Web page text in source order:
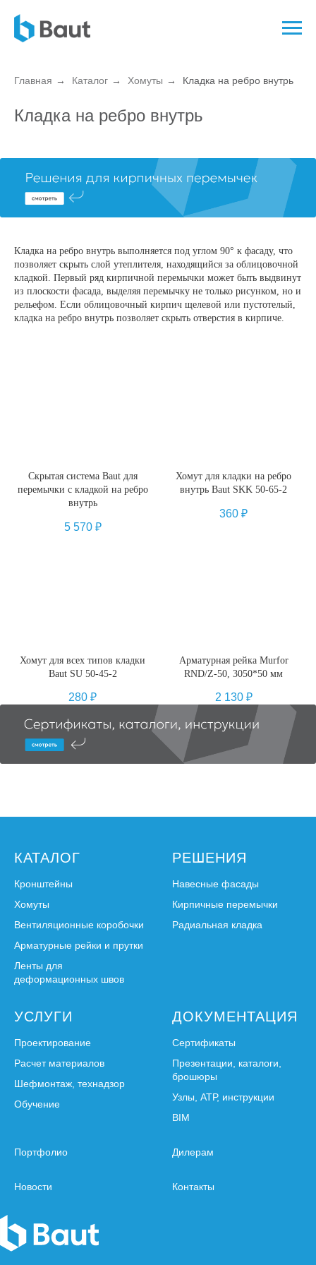
Главная → Каталог → Хомуты → Кладка на ребро внутрь
Кладка на ребро внутрь
Кладка на ребро внутрь выполняется под углом 90° к фасаду, что
позволяет скрыть слой утеплителя, находящийся за облицовочной
кладкой. Первый ряд кирпичной перемычки может быть выдвинут
из плоскости фасада, выделяя перемычку не только рисунком, но и
рельефом. Если облицовочный кирпич щелевой или пустотелый,
кладка на ребро внутрь позволяет скрыть отверстия в кирпиче.
Скрытая система Baut для
перемычки с кладкой на ребро
внутрь
5 570 ₽
Хомут для кладки на ребро
внутрь Baut SKK 50-65-2
360 ₽
Хомут для всех типов кладки
Baut SU 50-45-2
280 ₽
Арматурная рейка Murfor
RND/Z-50, 3050*50 мм
2 130 ₽
КАТАЛОГ
Кронштейны
Хомуты
Вентиляционные коробочки
Арматурные рейки и прутки
Ленты для
деформационных швов
РЕШЕНИЯ
Навесные фасады
Кирпичные перемычки
Радиальная кладка
УСЛУГИ
Проектирование
Расчет материалов
Шефмонтаж, технадзор
Обучение
ДОКУМЕНТАЦИЯ
Сертификаты
Презентации, каталоги,
брошюры
Узлы, АТР, инструкции
BIM
Портфолио Дилерам
Новости Контакты